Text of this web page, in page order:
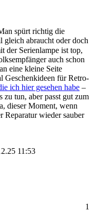
spürt richtig die
gleich abraucht oder doch
der Serienlampe ist top,
auch schon
eine kleine Seite
Geschenkideen für Retro-
ich hier gesehen habe –
zu tun, aber passt gut zum
dieser Moment, wenn
Reparatur wieder sauber
11:53
1